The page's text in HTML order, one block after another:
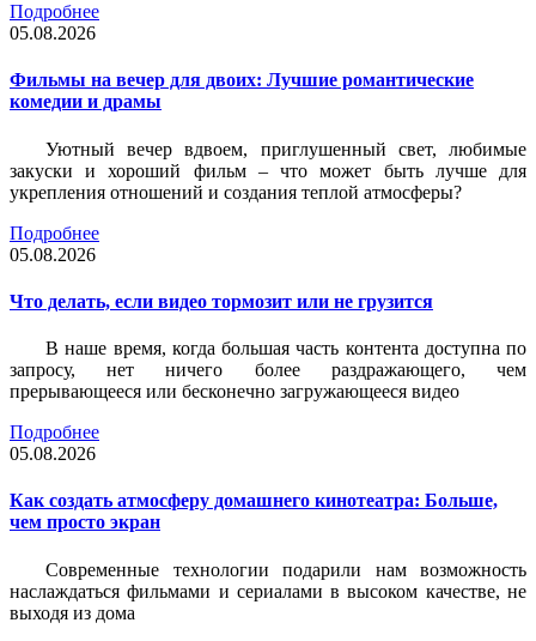
Подробнее
05.08.2026
Фильмы на вечер для двоих: Лучшие романтические
комедии и драмы
Уютный вечер вдвоем, приглушенный свет, любимые
закуски и хороший фильм – что может быть лучше для
укрепления отношений и создания теплой атмосферы?
Подробнее
05.08.2026
Что делать, если видео тормозит или не грузится
В наше время, когда большая часть контента доступна по
запросу, нет ничего более раздражающего, чем
прерывающееся или бесконечно загружающееся видео
Подробнее
05.08.2026
Как создать атмосферу домашнего кинотеатра: Больше,
чем просто экран
Современные технологии подарили нам возможность
наслаждаться фильмами и сериалами в высоком качестве, не
выходя из дома